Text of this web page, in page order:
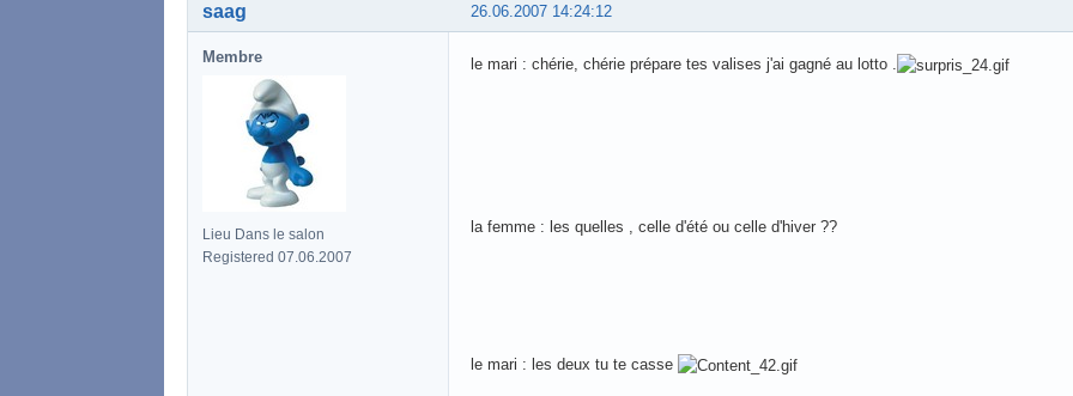
26.06.2007 14:24:12
saag
Membre
Lieu Dans le salon
Registered 07.06.2007
le mari : chérie, chérie prépare tes valises j'ai gagné au lotto .
la femme : les quelles , celle d'été ou celle d'hiver ??
le mari : les deux tu te casse